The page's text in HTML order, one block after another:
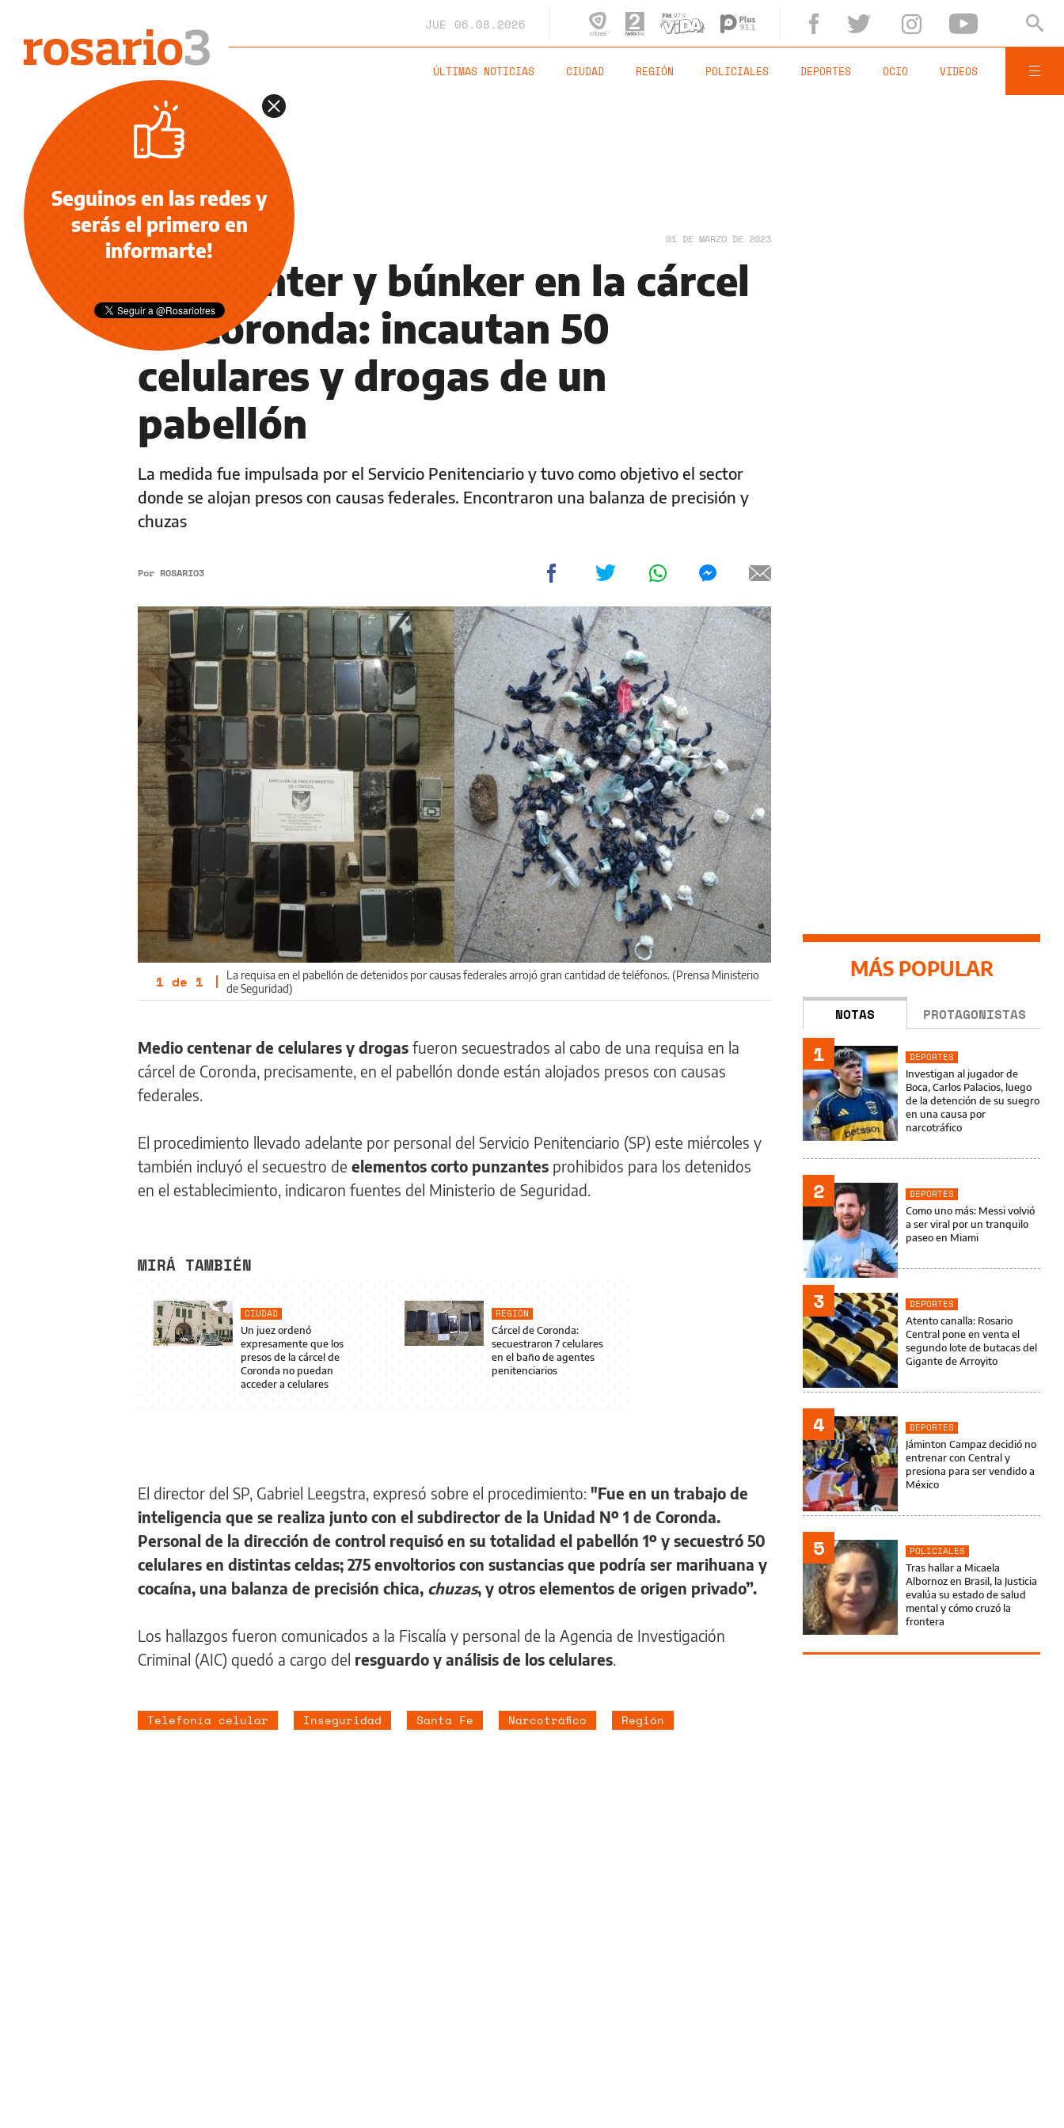
JUE 06.08.2026
ÚLTIMAS NOTICIAS CIUDAD REGIÓN POLICIALES DEPORTES OCIO VIDEOS
POLICIALES 01 DE MARZO DE 2023
Call center y búnker en la cárcel
de Coronda: incautan 50
celulares y drogas de un
pabellón
La medida fue impulsada por el Servicio Penitenciario y tuvo como objetivo el sector
donde se alojan presos con causas federales. Encontraron una balanza de precisión y
chuzas
Por ROSARIO3
1 de 1 |
La requisa en el pabellón de detenidos por causas federales arrojó gran cantidad de teléfonos. (Prensa Ministerio
de Seguridad)
Medio centenar de celulares y drogas fueron secuestrados al cabo de una requisa en la
cárcel de Coronda, precisamente, en el pabellón donde están alojados presos con causas
federales.
El procedimiento llevado adelante por personal del Servicio Penitenciario (SP) este miércoles y
también incluyó el secuestro de elementos corto punzantes prohibidos para los detenidos
en el establecimiento, indicaron fuentes del Ministerio de Seguridad.
MIRÁ TAMBIÉN
CIUDAD
Un juez ordenó
expresamente que los
presos de la cárcel de
Coronda no puedan
acceder a celulares
REGIÓN
Cárcel de Coronda:
secuestraron 7 celulares
en el baño de agentes
penitenciarios
El director del SP, Gabriel Leegstra, expresó sobre el procedimiento: "Fue en un trabajo de
inteligencia que se realiza junto con el subdirector de la Unidad Nº 1 de Coronda.
Personal de la dirección de control requisó en su totalidad el pabellón 1º y secuestró 50
celulares en distintas celdas; 275 envoltorios con sustancias que podría ser marihuana y
cocaína, una balanza de precisión chica, chuzas, y otros elementos de origen privado”.
Los hallazgos fueron comunicados a la Fiscalía y personal de la Agencia de Investigación
Criminal (AIC) quedó a cargo del resguardo y análisis de los celulares
Telefonía celular Inseguridad Santa Fe Narcotráfico Región
MÁS POPULAR
NOTAS PROTAGONISTAS
1
DEPORTES
Investigan al jugador de
Boca, Carlos Palacios, luego
de la detención de su suegro
en una causa por
narcotráfico
2
DEPORTES
Como uno más: Messi volvió
a ser viral por un tranquilo
paseo en Miami
3
DEPORTES
Atento canalla: Rosario
Central pone en venta el
segundo lote de butacas del
Gigante de Arroyito
4
DEPORTES
Jáminton Campaz decidió no
entrenar con Central y
presiona para ser vendido a
México
5
POLICIALES
Tras hallar a Micaela
Albornoz en Brasil, la Justicia
evalúa su estado de salud
mental y cómo cruzó la
frontera
Seguinos en las redes y
serás el primero en
informarte!